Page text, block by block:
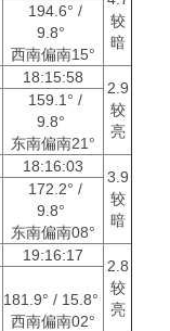
较
暗
194.6° /
9.8°
西南偏南15°
18:15:58
2.9
较
亮
159.1° /
9.8°
东南偏南21°
18:16:03
3.9
较
暗
172.2° /
9.8°
东南偏南08°
19:16:17
2.8
较
亮
181.9° / 15.8°
西南偏南02°